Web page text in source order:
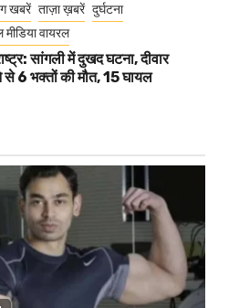
खबरें ताज़ा ख़बरें दुर्घटना
वायरल
सांगली में दुखद घटना, दीवार
से 6 भक्तों की मौत, 15 घायल